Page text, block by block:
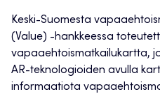
Keski-Suomesta
(Value) -hankkeessa
vapaaehtoismatkailukartta,
AR-teknologioiden avulla
informaatiota